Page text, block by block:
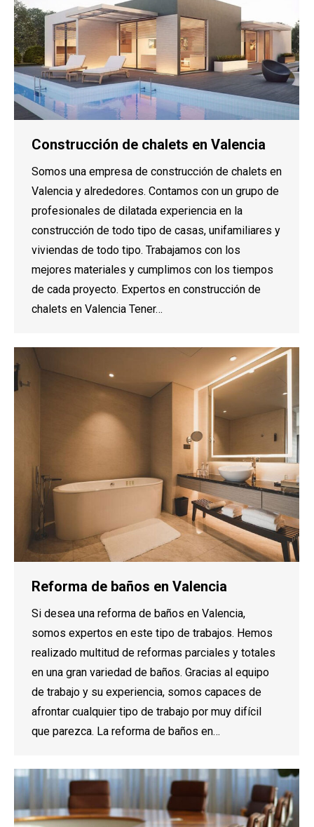
Construcción de chalets en Valencia
Somos una empresa de construcción de chalets en
Valencia y alrededores. Contamos con un grupo de
profesionales de dilatada experiencia en la
construcción de todo tipo de casas, unifamiliares y
viviendas de todo tipo. Trabajamos con los
mejores materiales y cumplimos con los tiempos
de cada proyecto. Expertos en construcción de
chalets en Valencia Tener…
Reforma de baños en Valencia
Si desea una reforma de baños en Valencia,
somos expertos en este tipo de trabajos. Hemos
realizado multitud de reformas parciales y totales
en una gran variedad de baños. Gracias al equipo
de trabajo y su experiencia, somos capaces de
afrontar cualquier tipo de trabajo por muy difícil
que parezca. La reforma de baños en…